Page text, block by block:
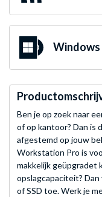
Windows
Ben je op zoek naar
of op kantoor? Dan is
afgestemd op jouw
Workstation Pro is
makkelijk geüpgradet
opslagcapaciteit?
of SSD toe. Werk je